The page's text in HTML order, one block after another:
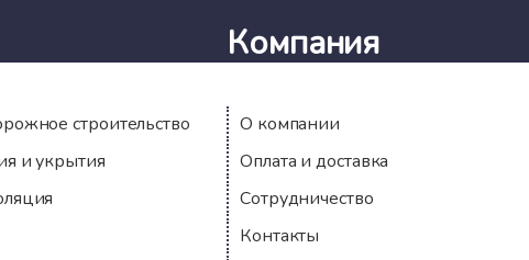
строительство
и укрытия
Компания
О компании
Оплата и доставка
Сотрудничество
Контакты